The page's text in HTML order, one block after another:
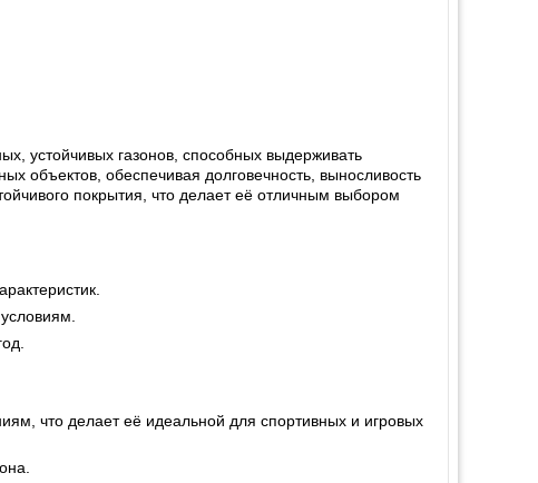
устойчивых газонов, способных выдерживать
объектов, обеспечивая долговечность, выносливость
покрытия, что делает её отличным выбором
что делает её идеальной для спортивных и игровых